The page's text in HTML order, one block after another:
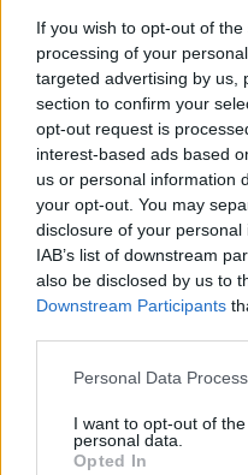
If you wish to opt-out of
processing of your
targeted advertising by us,
section to confirm your
opt-out request is
interest-based ads based
us or personal information
your opt-out. You may
disclosure of your
IAB’s list of downstream
also be disclosed by us to
Downstream Participants
Personal Data
I want to opt-out of
personal data.
Opted In
A 2009 tavaszi
törve a tavaly őszi
ellenállás, míg a hosszú
fordulatot hozhatnak -
támasz. Fent további
eurónál, utóbbit a 200
óta nem tud az S&P 500
KEDVES
A keresett cikk a
tartozik, melynek
Az előfizetés a